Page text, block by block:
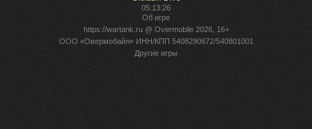
05:13:26
Об игре
https://wartank.ru@ Overmobile 2026, 16+
ООО «Овермобайл» ИНН/КПП 5408290672/540801001
Другие игры